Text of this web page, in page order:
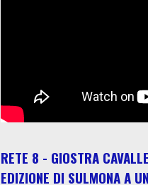
RETE 8 - GIOSTRA
EDIZIONE DI SULMONA A